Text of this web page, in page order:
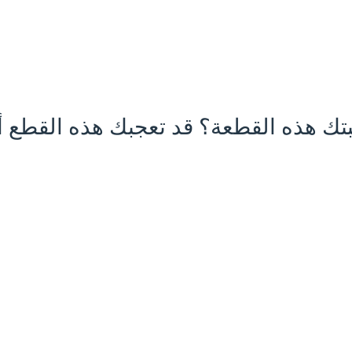
هذه القطعة؟ قد تعجبك هذه القطع